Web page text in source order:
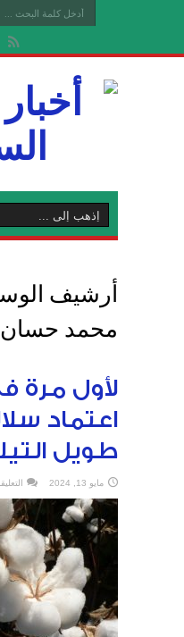
أرشيف
محمد حسان
لأول مرة
اعتماد
طويل
مايو 13, 2024